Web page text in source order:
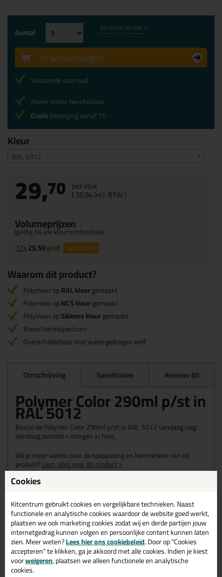
Kleur
RAL 5012
29,70 per stuk
(35,94incl. BTW )
Volumeprijzen
(geldig bij alle kleurcombinaties)
12x25,59p/st 14%korting
Aantal bereken aantal >
In winkelwagen
Voldoende voorraad
Alleen online beschikbaar
Gratisbezorging vanaf 75,-
Waarom dit product?
Polymeer opRAL kleurgemaakt
Polymeer opNCS kleurgemaakt
Polymeer opSikkens kleurgemaakt
Breed hechtspectrum
Overschilderbaar met watergedragen verf
Omschrijving Specificaties Reviews (0)
Polymer Color 290ml p/st in
RAL 5012
Bestel de Polymer Color 290ml p/st in RAL 5012 vandaag nog!
Vandaag besteld = morgen in huis.
Wil je meer weten over de toepassing en kenmerken van dit
product?Lees alles over dit product >
Gerelateerde producten
Cookies
Kitcentrum gebruikt cookies en vergelijkbare technieken. Naast
functionele en analytische cookies waardoor de website goed werkt,
plaatsen we ook marketing cookies zodat wij en derde partijen jouw
internetgedrag kunnen volgen en persoonlijke content kunnen laten
zien. Meer weten?Lees hier ons cookiebeleid. Door op "Cookies
accepteren" te klikken, ga je akkoord met alle cookies. Indien je kiest
voorweigeren, plaatsen we alleen functionele en analytische
cookies.